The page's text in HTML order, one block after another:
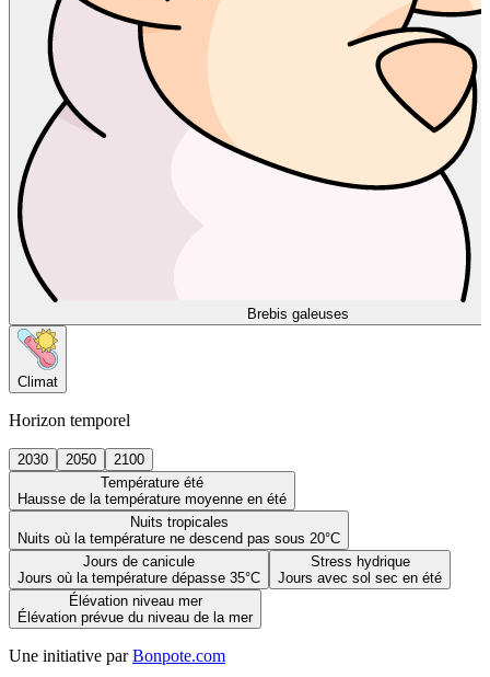
Brebis galeuses
Climat
Horizon temporel
2030 2050
2100
Température été
Hausse de la température moyenne en été
Nuits tropicales
Nuits où la température ne descend pas sous 20°C
Jours de canicule
Jours où la température dépasse 35°C
Stress hydrique
Jours avec sol sec en été
Élévation niveau mer
Élévation prévue du niveau de la mer
Une initiative par Bonpote.com